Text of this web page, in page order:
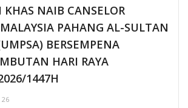
KHAS NAIB CANSELOR
PAHANG AL-SULTAN
BERSEMPENA
HARI RAYA
1447H
26